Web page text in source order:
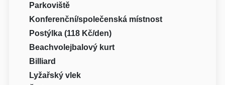
Parkoviště
Konferenční/společenská místnost
Postýlka (118 Kč/den)
Beachvolejbalový kurt
Billiard
Lyžařský vlek